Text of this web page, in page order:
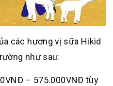
các hương vị sữa Hikid
như sau:
– 575.000VNĐ tùy